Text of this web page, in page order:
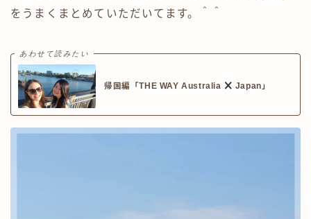
をうまくまとめていただいてます。＾＾
あわせて読みたい
帰国編「THE WAY Australia Japan」